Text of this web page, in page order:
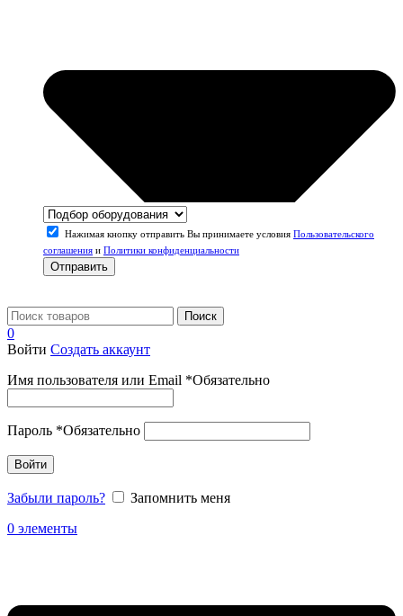
Нажимая кнопку отправить Вы принимаете условия Пользовательского
соглашения и Политики конфиденциальности
Отправить
Поиск
0
Войти Создать аккаунт
Имя пользователя или Email *Обязательно
Пароль *Обязательно
Войти
Забыли пароль?
Запомнить меня
0 элементы